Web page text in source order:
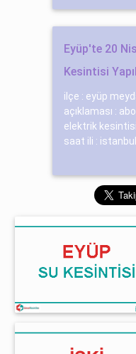
Eyüp'te 20
Kesintisi
ilçe : eyüp
açıklaması :
elektrik
saat ili :